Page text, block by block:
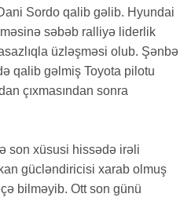
Sordo qalib gəlib. Hyundai
səbəb ralliyə liderlik
üzləşməsi olub. Şənbə
qalib gəlmiş Toyota pilotu
çıxmasından sonra
son xüsusi hissədə irəli
gücləndiricisi xarab olmuş
bilməyib. Ott son günü